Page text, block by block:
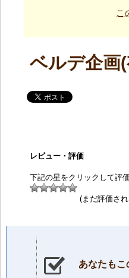
こ
ベルデ企画
レビュー・評価
下記の星をクリックして評
(まだ評価さ
あなたも